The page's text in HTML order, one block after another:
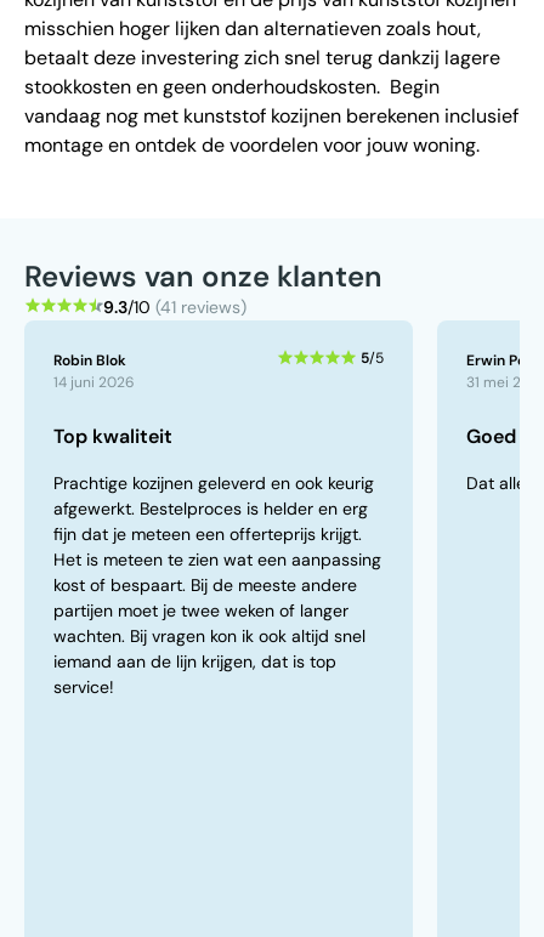
misschien hoger lijken dan alternatieven zoals hout,
betaalt deze investering zich snel terug dankzij lagere
stookkosten en geen onderhoudskosten. Begin
vandaag nog met kunststof kozijnen berekenen inclusief
montage en ontdek de voordelen voor jouw woning.
Reviews van onze klanten
9.3/10 (41 reviews)
Robin Blok
14 juni 2026
5/5
Top kwaliteit
Prachtige kozijnen geleverd en ook keurig
afgewerkt. Bestelproces is helder en erg
fijn dat je meteen een offerteprijs krijgt.
Het is meteen te zien wat een aanpassing
kost of bespaart. Bij de meeste andere
partijen moet je twee weken of langer
wachten. Bij vragen kon ik ook altijd snel
iemand aan de lijn krijgen, dat is top
service!
Erwin Peek
31 mei
Goed
Dat alles